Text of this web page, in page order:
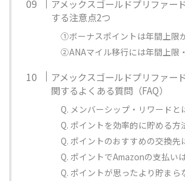
アメックスゴールドプリファー
する注意点2つ
①ボーナスポイントは年間上限
②ANAマイル移行には年間上限
アメックスゴールドプリファー
関するよくある質問（FAQ）
Q. メンバーシップ・リワードと
Q. ポイントを効率的に貯める方
Q. ポイントのおすすめの交換先
Q. ポイントでAmazonの支払い
Q. ポイントが思ったより貯まら